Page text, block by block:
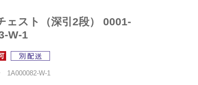
ェスト（深引2段） 0001-
W-1
1A000082-W-1